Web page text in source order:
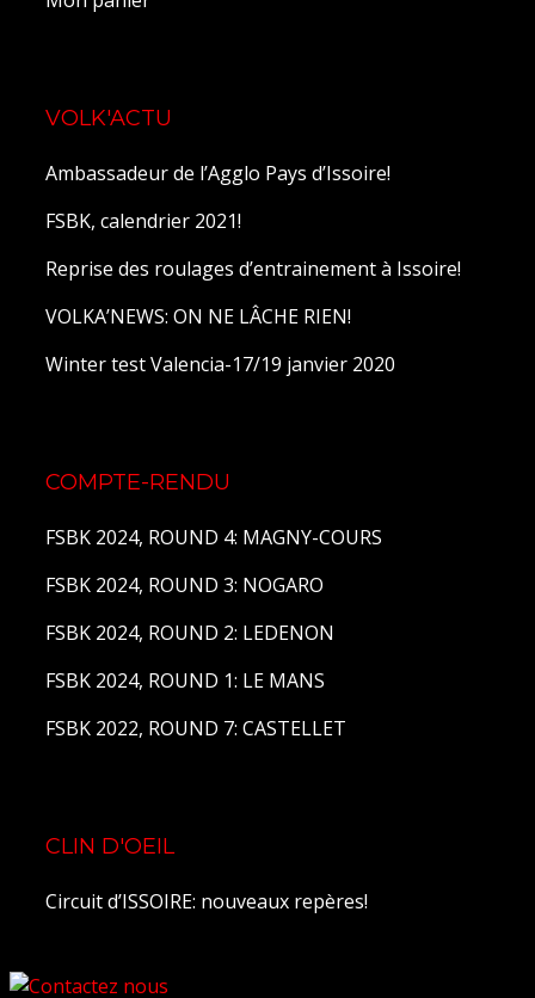
VOLK'ACTU
Ambassadeur de l’Agglo Pays d’Issoire!
FSBK, calendrier 2021!
Reprise des roulages d’entrainement à Issoire!
VOLKA’NEWS: ON NE LÂCHE RIEN!
Winter test Valencia-17/19 janvier 2020
COMPTE-RENDU
FSBK 2024, ROUND 4: MAGNY-COURS
FSBK 2024, ROUND 3: NOGARO
FSBK 2024, ROUND 2: LEDENON
FSBK 2024, ROUND 1: LE MANS
FSBK 2022, ROUND 7: CASTELLET
CLIN D'OEIL
Circuit d’ISSOIRE: nouveaux repères!